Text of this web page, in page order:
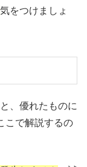
気をつけましょ
、優れたものに
こで解説するの